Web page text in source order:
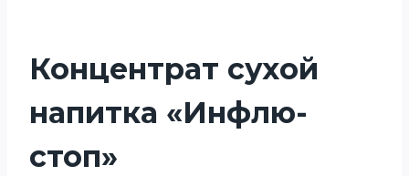
Концентрат сухой
напитка «Инфлю-
стоп»